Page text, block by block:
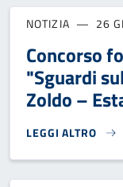
NOTIZIA 26
Concorso
"Sguardi
Zoldo –
LEGGI ALTRO
CONCORSO